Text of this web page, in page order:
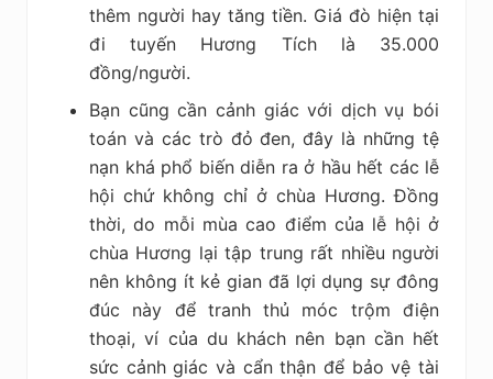
thêm người hay tăng tiền. Giá đò hiện tại
đi tuyến Hương Tích là 35.000
đồng/người.
Bạn cũng cần cảnh giác với dịch vụ bói
toán và các trò đỏ đen, đây là những tệ
nạn khá phổ biến diễn ra ở hầu hết các lễ
hội chứ không chỉ ở chùa Hương. Đồng
thời, do mỗi mùa cao điểm của lễ hội ở
chùa Hương lại tập trung rất nhiều người
nên không ít kẻ gian đã lợi dụng sự đông
đúc này để tranh thủ móc trộm điện
thoại, ví của du khách nên bạn cần hết
sức cảnh giác và cẩn thận để bảo vệ tài